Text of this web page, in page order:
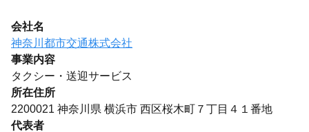
会社名
神奈川都市交通株式会社
事業内容
タクシー・送迎サービス
所在住所
2200021 神奈川県 横浜市 西区桜木町７丁目４１番地
代表者